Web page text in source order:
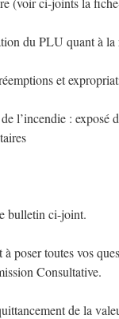
du PLU quant à
et
l’incendie : exposé
bulletin ci-joint.
poser toutes vos
Consultative.
de la